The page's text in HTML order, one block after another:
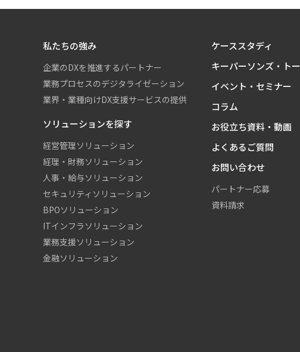
私たちの強み
企業のDXを推進するパートナー
業務プロセスのデジタライゼーション
業界・業種向けDX支援サービスの提供
ソリューションを探す
経営管理ソリューション
経理・財務ソリューション
人事・給与ソリューション
セキュリティソリューション
BPOソリューション
ITインフラソリューション
業務支援ソリューション
金融ソリューション
ケーススタディ
キーパーソンズ・ト
イベント・セミナー
コラム
お役立ち資料・動画
よくあるご質問
お問い合わせ
パートナー応募
資料請求